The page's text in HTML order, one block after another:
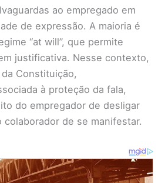
ao empregado em
de expressão. A maioria é
“at will”, que permite
justificativa. Nesse contexto,
Constituição,
à proteção da fala,
do empregador de desligar
de se manifestar.